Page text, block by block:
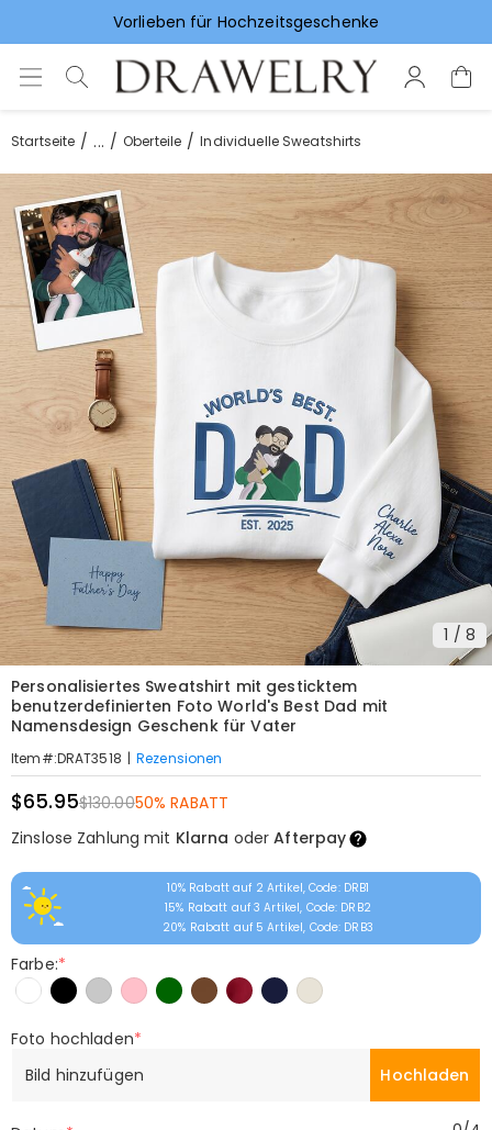
Vorlieben für Hochzeitsgeschenke
Startseite ... Oberteile Individuelle Sweatshirts
1 / 8
Personalisiertes Sweatshirt mit gesticktem
benutzerdefinierten Foto World's Best Dad mit
Namensdesign Geschenk für Vater
Item#:DRAT3518 | Rezensionen
$65.95$130.0050% RABATT
Zinslose Zahlung mit Klarna oderAfterpay
10% Rabatt auf 2 Artikel, Code: DRB1
15% Rabatt auf 3 Artikel, Code: DRB2
20% Rabatt auf 5 Artikel, Code: DRB3
Farbe:*
Foto hochladen*
Bild hinzufügen
Hochladen